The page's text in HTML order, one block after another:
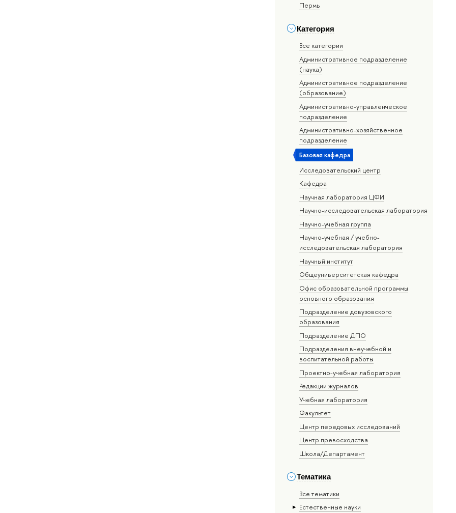
Пермь
Категория
Все категории
Административное подразделение
(наука)
Административное подразделение
(образование)
Административно-управленческое
подразделение
Административно-хозяйственное
подразделение
Базовая кафедра
Исследовательский центр
Кафедра
Научная лаборатория ЦФИ
Научно-исследовательская лаборатория
Научно-учебная группа
Научно-учебная / учебно-
исследовательская лаборатория
Научный институт
Общеуниверситетская кафедра
Офис образовательной программы
основного образования
Подразделение довузовского
образования
Подразделение ДПО
Подразделения внеучебной и
воспитательной работы
Проектно-учебная лаборатория
Редакции журналов
Учебная лаборатория
Факультет
Центр передовых исследований
Центр превосходства
Школа/Департамент
Тематика
Все тематики
Естественные науки